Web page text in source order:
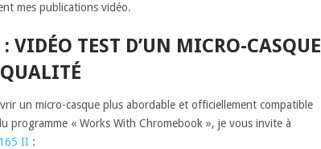
mes publications vidéo.
VIDÉO TEST D’UN MICRO-CASQUE
un micro-casque plus abordable et officiellement compatible
programme « Works With Chromebook », je vous invite à
II: